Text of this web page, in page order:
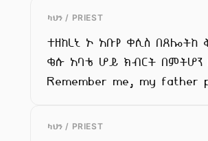
ካህን / PRIEST
ተዘከረኒ ኦ አቡየ ቀሲስ በጸሎትከ
ቄሱ አባቴ ሆይ ክብርት በምትሆን
Remember me, my
ካህን / PRIEST